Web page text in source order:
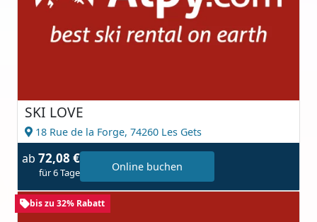
SKI LOVE
18 Rue de la Forge, 74260 Les Gets
ab 72,08 €
für 6 Tage Online buchen
bis zu 32% Rabatt